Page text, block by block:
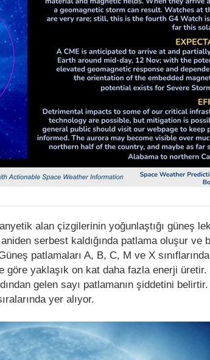
alan çizgilerinin yoğunlaştığı güneş
serbest kaldığında patlama oluşur ve
patlamaları A, B, C, M ve X sınıflarında
yaklaşık on kat daha fazla enerji üretir.
gelen sayı patlamanın şiddetini
yer alıyor.